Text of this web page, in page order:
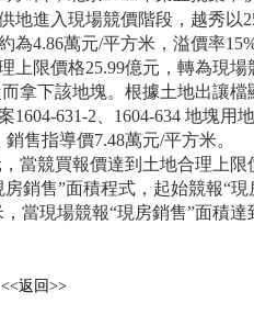
地進入現場競價階段， 越秀以
為4.86萬元/平方米，溢價率
上限價格25.99億元，轉為現場
拿下該地塊。根據土地出讓檔
1604-631-2 1604-634 地塊用
銷售指導價7.48萬元/平方米。
當競買報價達到土地合理上限
銷售”面積程式，起始競報“現
當現場競報“現房銷售”面積
<<返回>>